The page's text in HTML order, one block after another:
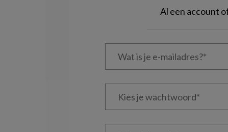
Al een account
Wat
Kies
Kies